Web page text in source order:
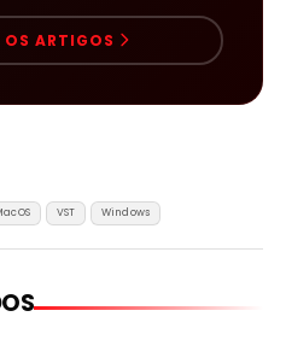
ARTIGOS
VST Windows